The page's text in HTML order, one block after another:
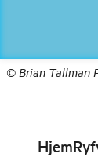
© Brian Tallman
Hjem